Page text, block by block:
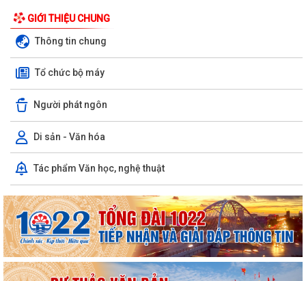
GIỚI THIỆU CHUNG
Thông tin chung
Tổ chức bộ máy
Người phát ngôn
Di sản - Văn hóa
Tác phẩm Văn học, nghệ thuật